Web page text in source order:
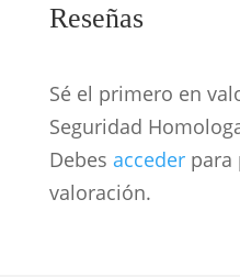
Reseñas
Sé el primero en
Seguridad
Debes accederpara
valoración.